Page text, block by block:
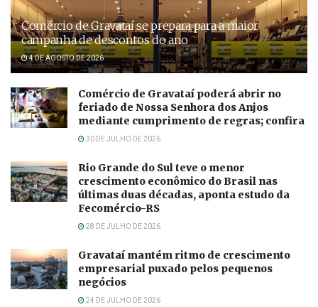
Comércio de Gravataí se prepara para a maior
campanha de descontos do ano
4 DE AGOSTO DE 2026
Comércio de Gravataí poderá abrir no
feriado de Nossa Senhora dos Anjos
mediante cumprimento de regras; confira
30 DE JULHO DE 2026
Rio Grande do Sul teve o menor
crescimento econômico do Brasil nas
últimas duas décadas, aponta estudo da
Fecomércio-RS
28 DE JULHO DE 2026
Gravataí mantém ritmo de crescimento
empresarial puxado pelos pequenos
negócios
24 DE JULHO DE 2026